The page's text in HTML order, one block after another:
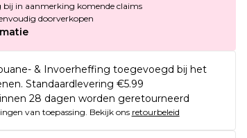
in aanmerking komende claims
doorverkopen
& Invoerheffing toegevoegd bij het
Standaardlevering €5.99
28 dagen worden geretourneerd
van toepassing. Bekijk ons retourbeleid